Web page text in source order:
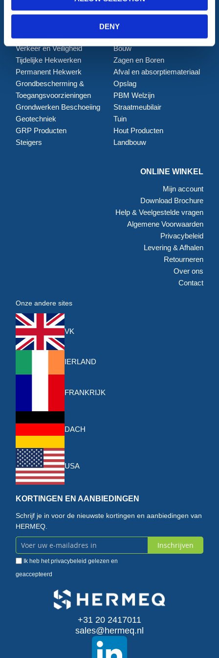
DENY
Afzettingen
Verkeer en Veiligheid
Tijdelijke Hekwerken
Permanent Hekwerk
Grondbescherming &
Toegangsvoorzieningen
Grondwerken Beschoeiing
Geotechniek
GRP Producten
Steigers
Tillen en Transport
Bouw
Zagen en Boren
Afval en absorptiemateriaal
Opslag
PBM Welzijn
Straatmeubilair
Tuin
Hout Producten
Landbouw
ONLINE WINKEL
Mijn account
Download Brochure
Help & Veelgestelde vragen
Algemene Voorwaarden
Privacybeleid
Levering & Afhalen
Retourneren
Over ons
Contact
Onze andere sites
VK
IERLAND
FRANKRIJK
DACH
USA
KORTINGEN EN AANBIEDINGEN
Schrijf je in voor de nieuwste kortingen en aanbiedingen van
HERMEQ.
Abonneer
u
Inschrijven
Ik heb hetprivacybeleid gelezen en
geaccepteerd
+31 20 2417011
sales@hermeq.nl